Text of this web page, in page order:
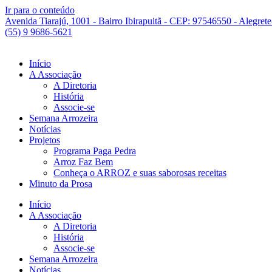
Ir para o conteúdo
Avenida Tiarajú, 1001 - Bairro Ibirapuitã - CEP: 97546550 -
(55) 9 9686-5621
Início
A Associação
A Diretoria
História
Associe-se
Semana Arrozeira
Notícias
Projetos
Programa Paga Pedra
Arroz Faz Bem
Conheça o ARROZ e suas saborosas receitas
Minuto da Prosa
Início
A Associação
A Diretoria
História
Associe-se
Semana Arrozeira
Notícias